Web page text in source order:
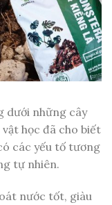
dưới những cây
học đã cho biết
các yếu tố tương
tự nhiên.
nước tốt, giàu